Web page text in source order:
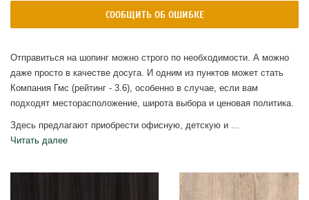
Отправиться на шопинг можно строго по необходимости. А можно
даже просто в качестве досуга. И одним из пунктов может стать
Компания Гмс (рейтинг - 3.6), особенно в случае, если вам
подходят месторасположение, широта выбора и ценовая политика.
Здесь предлагают приобрести офисную, детскую и ...
Читать далее
СООБЩИТЬ ОБ ОШИБКЕ